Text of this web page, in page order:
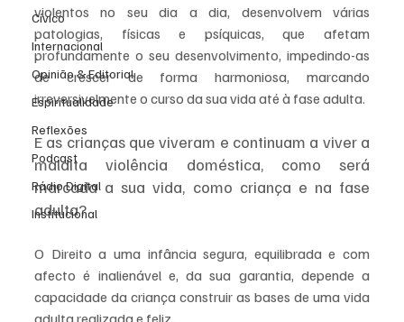
Cívico
Internacional
Opinião & Editorial
Espiritualidade
Reflexões
Podcast
Rádio Digital
Institucional
violentos no seu dia a dia, desenvolvem várias
patologias, físicas e psíquicas, que afetam
profundamente o seu desenvolvimento, impedindo-as
de crescer de forma harmoniosa, marcando
irreversivelmente o curso da sua vida até à fase adulta.
E as crianças que viveram e continuam a viver a
maldita violência doméstica, como será
marcada a sua vida, como criança e na fase
adulta?
O Direito a uma infância segura, equilibrada e com
afecto é inalienável e, da sua garantia, depende a
capacidade da criança construir as bases de uma vida
adulta realizada e feliz.